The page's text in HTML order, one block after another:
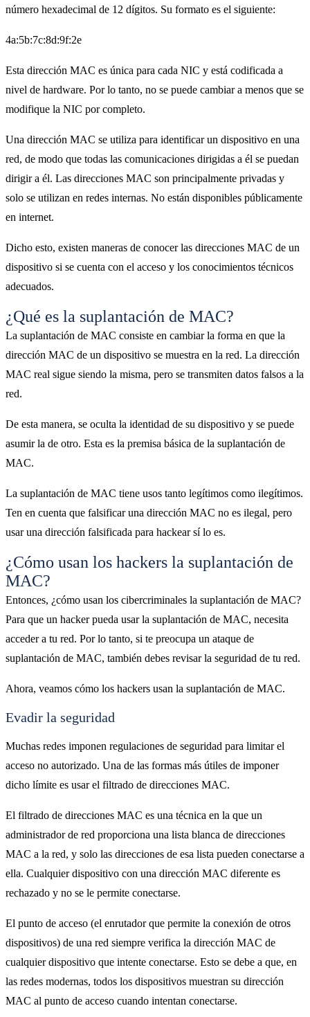
número hexadecimal de 12 dígitos. Su formato es el siguiente:
4a:5b:7c:8d:9f:2e
Esta dirección MAC es única para cada NIC y está codificada a
nivel de hardware. Por lo tanto, no se puede cambiar a menos que se
modifique la NIC por completo.
Una dirección MAC se utiliza para identificar un dispositivo en una
red, de modo que todas las comunicaciones dirigidas a él se puedan
dirigir a él. Las direcciones MAC son principalmente privadas y
solo se utilizan en redes internas. No están disponibles públicamente
en internet.
Dicho esto, existen maneras de conocer las direcciones MAC de un
dispositivo si se cuenta con el acceso y los conocimientos técnicos
adecuados.
¿Qué es la suplantación de MAC?
La suplantación de MAC consiste en cambiar la forma en que la
dirección MAC de un dispositivo se muestra en la red. La dirección
MAC real sigue siendo la misma, pero se transmiten datos falsos a la
red.
De esta manera, se oculta la identidad de su dispositivo y se puede
asumir la de otro. Esta es la premisa básica de la suplantación de
MAC.
La suplantación de MAC tiene usos tanto legítimos como ilegítimos.
Ten en cuenta que falsificar una dirección MAC no es ilegal, pero
usar una dirección falsificada para hackear sí lo es.
¿Cómo usan los hackers la suplantación de
MAC?
Entonces, ¿cómo usan los cibercriminales la suplantación de MAC?
Para que un hacker pueda usar la suplantación de MAC, necesita
acceder a tu red. Por lo tanto, si te preocupa un ataque de
suplantación de MAC, también debes revisar la seguridad de tu red.
Ahora, veamos cómo los hackers usan la suplantación de MAC.
Evadir la seguridad
Muchas redes imponen regulaciones de seguridad para limitar el
acceso no autorizado. Una de las formas más útiles de imponer
dicho límite es usar el filtrado de direcciones MAC.
El filtrado de direcciones MAC es una técnica en la que un
administrador de red proporciona una lista blanca de direcciones
MAC a la red, y solo las direcciones de esa lista pueden conectarse a
ella. Cualquier dispositivo con una dirección MAC diferente es
rechazado y no se le permite conectarse.
El punto de acceso (el enrutador que permite la conexión de otros
dispositivos) de una red siempre verifica la dirección MAC de
cualquier dispositivo que intente conectarse. Esto se debe a que, en
las redes modernas, todos los dispositivos muestran su dirección
MAC al punto de acceso cuando intentan conectarse.